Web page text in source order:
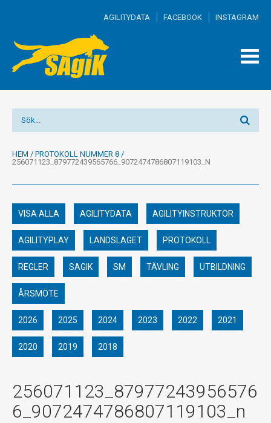
AGILITYDATA FACEBOOK INSTAGRAM
HEM / PROTOKOLL NUMMER 8 /
256071123_879772439565766_9072474786807119103_N
VISA ALLA AGILITYDATA AGILITYINSTRUKTÖR
AGILITYPLAY LANDSLAGET PROTOKOLL
REGLER SAGIK SM TÄVLING UTBILDNING
ÅRSMÖTE
2026 2025 2024 2023 2022 2021
2020 2019 2018
256071123_87977243956576
6_9072474786807119103_n